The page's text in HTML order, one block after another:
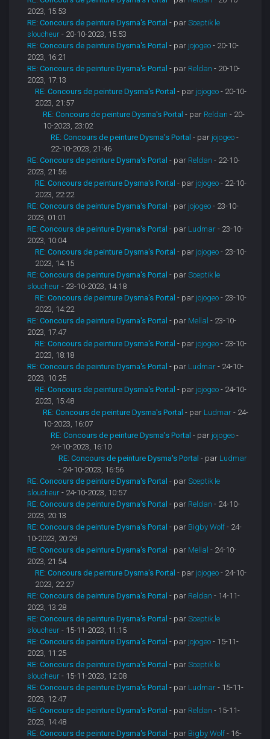
2023, 15:53
RE: Concours de peinture Dysma's Portal - parSceptik le
sloucheur - 20-10-2023, 15:53
RE: Concours de peinture Dysma's Portal - par jojogeo - 20-10-
2023, 16:21
RE: Concours de peinture Dysma's Portal - par Reldan - 20-10-
2023, 17:13
RE: Concours de peinture Dysma's Portal - par jojogeo - 20-10-
2023, 21:57
RE: Concours de peinture Dysma's Portal - par Reldan - 20-
10-2023, 23:02
RE: Concours de peinture Dysma's Portal - par jojogeo -
22-10-2023, 21:46
RE: Concours de peinture Dysma's Portal - par Reldan - 22-10-
2023, 21:56
RE: Concours de peinture Dysma's Portal - par jojogeo - 22-10-
2023, 22:22
RE: Concours de peinture Dysma's Portal - par jojogeo - 23-10-
2023, 01:01
RE: Concours de peinture Dysma's Portal - par Ludmar - 23-10-
2023, 10:04
RE: Concours de peinture Dysma's Portal - par jojogeo - 23-10-
2023, 14:15
RE: Concours de peinture Dysma's Portal - parSceptik le
sloucheur - 23-10-2023, 14:18
RE: Concours de peinture Dysma's Portal - par jojogeo - 23-10-
2023, 14:22
RE: Concours de peinture Dysma's Portal - par Mellal - 23-10-
2023, 17:47
RE: Concours de peinture Dysma's Portal - par jojogeo - 23-10-
2023, 18:18
RE: Concours de peinture Dysma's Portal - par Ludmar - 24-10-
2023, 10:25
RE: Concours de peinture Dysma's Portal - par jojogeo - 24-10-
2023, 15:48
RE: Concours de peinture Dysma's Portal - par Ludmar - 24-
10-2023, 16:07
RE: Concours de peinture Dysma's Portal - par jojogeo -
24-10-2023, 16:10
RE: Concours de peinture Dysma's Portal - par Ludmar
- 24-10-2023, 16:56
RE: Concours de peinture Dysma's Portal - parSceptik le
sloucheur - 24-10-2023, 10:57
RE: Concours de peinture Dysma's Portal - par Reldan - 24-10-
2023, 20:13
RE: Concours de peinture Dysma's Portal - par Bigby Wolf - 24-
10-2023, 20:29
RE: Concours de peinture Dysma's Portal - par Mellal - 24-10-
2023, 21:54
RE: Concours de peinture Dysma's Portal - par jojogeo - 24-10-
2023, 22:27
RE: Concours de peinture Dysma's Portal - par Reldan - 14-11-
2023, 13:28
RE: Concours de peinture Dysma's Portal - parSceptik le
sloucheur - 15-11-2023, 11:15
RE: Concours de peinture Dysma's Portal - par jojogeo - 15-11-
2023, 11:25
RE: Concours de peinture Dysma's Portal - parSceptik le
sloucheur - 15-11-2023, 12:08
RE: Concours de peinture Dysma's Portal - par Ludmar - 15-11-
2023, 12:47
RE: Concours de peinture Dysma's Portal - par Reldan - 15-11-
2023, 14:48
RE: Concours de peinture Dysma's Portal - par Bigby Wolf - 16-